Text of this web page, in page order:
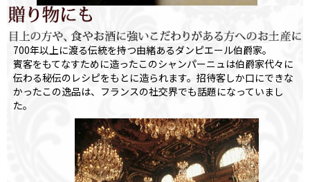
700年以上に渡る伝統を持つ由緒あるダンピエール伯爵家。
賓客をもてなすために造ったこのシャンパーニュは伯爵家代々に
伝わる秘伝のレシピをもとに造られます。招待客しか口にできな
かったこの逸品は、フランスの社交界でも話題になっていまし
た。